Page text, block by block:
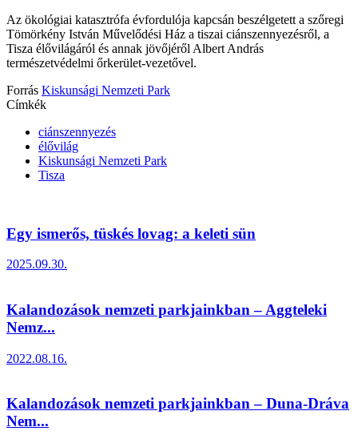
Az ökológiai katasztrófa évfordulója kapcsán beszélgetett a szőregi
Tömörkény István Művelődési Ház a tiszai ciánszennyezésről, a
Tisza élővilágáról és annak jövőjéről Albert András
természetvédelmi őrkerület-vezetővel.
Forrás Kiskunsági Nemzeti Park
Címkék
ciánszennyezés
élővilág
Kiskunsági Nemzeti Park
Tisza
Egy ismerős, tüskés lovag: a keleti sün
2025.09.30.
Kalandozások nemzeti parkjainkban – Aggteleki
Nemz...
2022.08.16.
Kalandozások nemzeti parkjainkban – Duna-Dráva
Nem...